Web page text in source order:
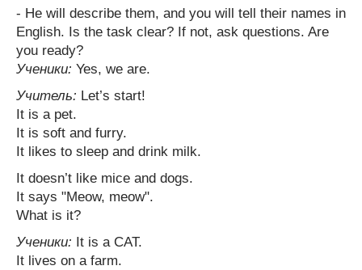
- He will describe them, and you will tell their names in
English. Is the task clear? If not, ask questions. Are
you ready?
Ученики: Yes, we are.
Учитель: Let’s start!
It is a pet.
It is soft and furry.
It likes to sleep and drink milk.
It doesn’t like mice and dogs.
It says "Meow, meow".
What is it?
Ученики: It is a CAT.
It lives on a farm.